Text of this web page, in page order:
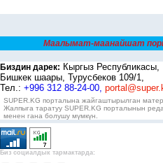
Маалымат-маанайшат
Биздин дарек: Кыргыз Республикасы,
Бишкек шаары, Турусбеков 109/1,
Тел.: +996 312 88-24-00,
SUPER.KG порталына жайгаштырылган
Жалпыга таратуу SUPER.KG порталынын
менен гана болушу мүмкүн.
Биз социалдык тармактарда: